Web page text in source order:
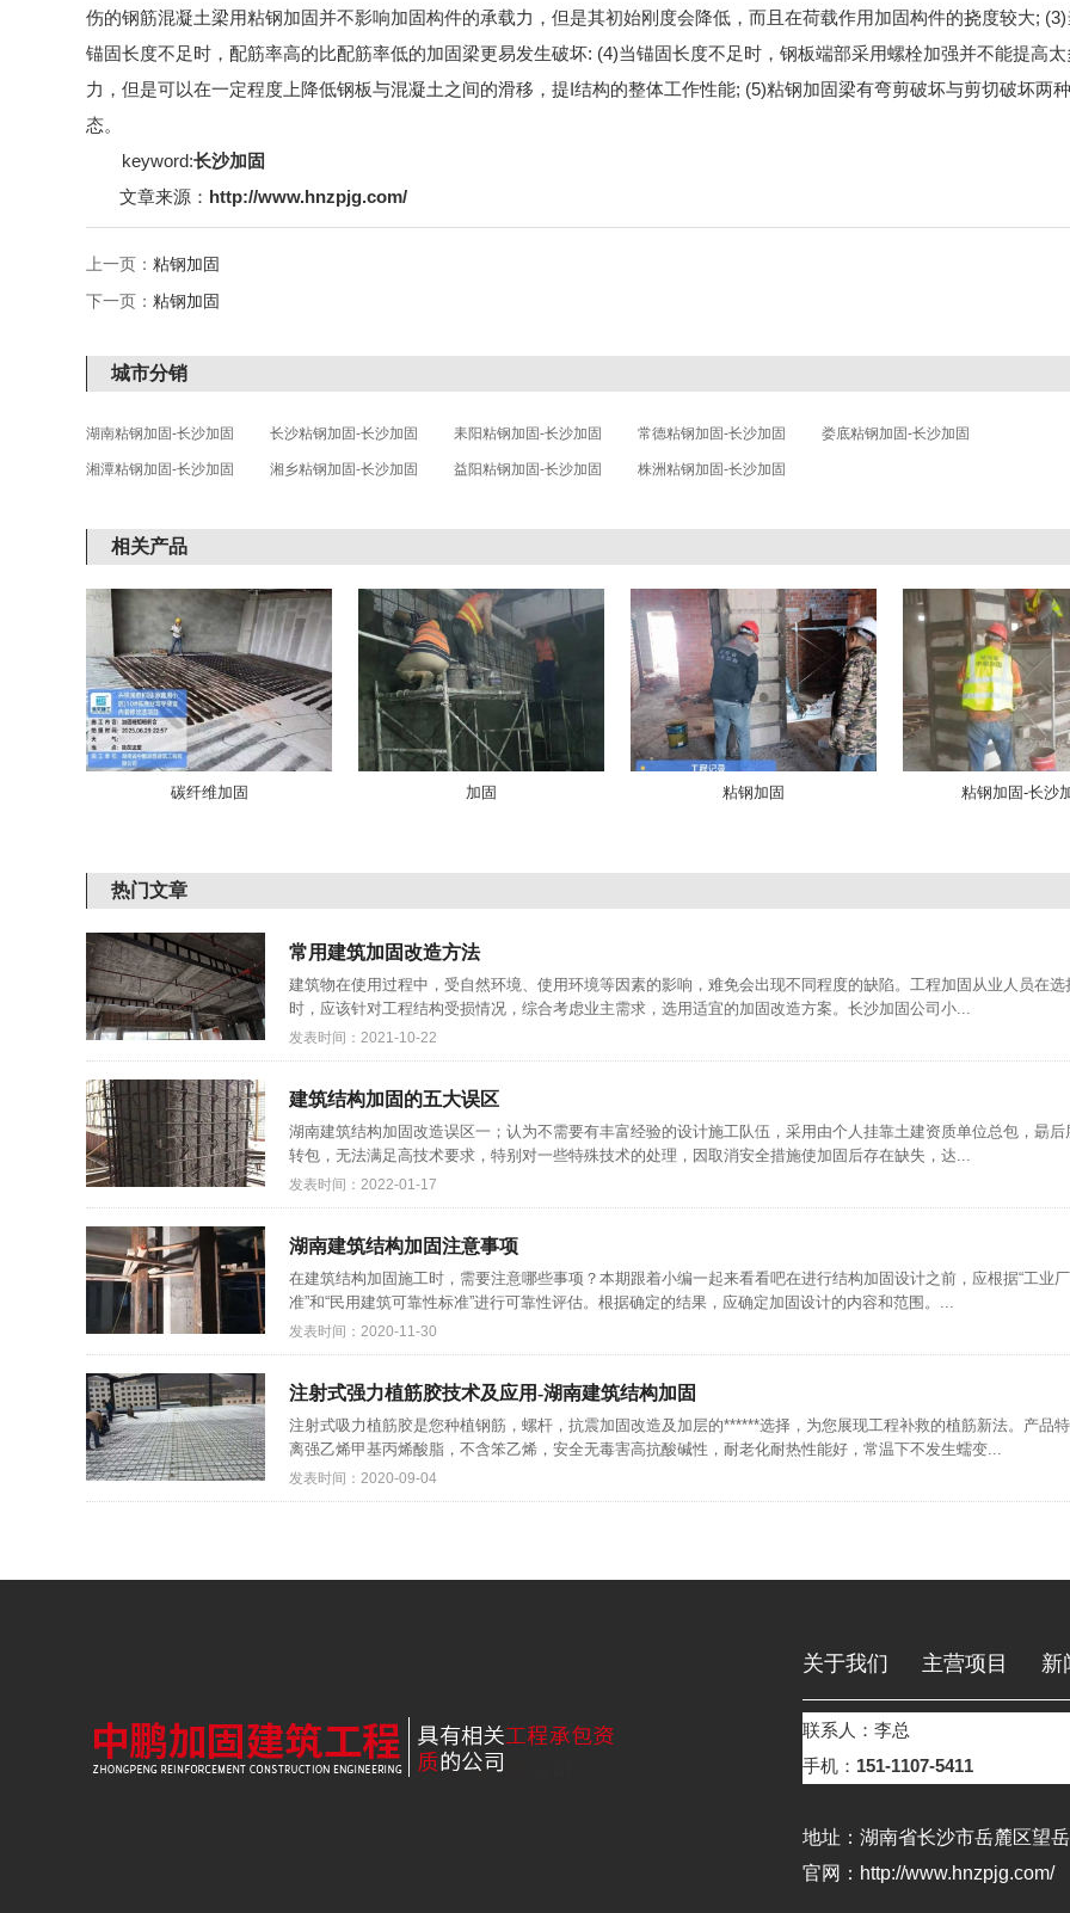
伤的钢筋混凝土梁用粘钢加固并不影响加固构件的承载力，但是其初始刚度会降低，而且在荷载作用加固构件的挠度较大;
锚固长度不足时，配筋率高的比配筋率低的加固梁更易发生破坏: (4)当锚固长度不足时，钢板端部采用螺栓加强并不能提高
力，但是可以在一定程度上降低钢板与混凝土之间的滑移，提I结构的整体工作性能; (5)粘钢加固梁有弯剪破坏与剪切破坏两
态。
keyword:长沙加固
文章来源： http://www.hnzpjg.com/
上一页： 粘钢加固
下一页： 粘钢加固
城市分销
湖南粘钢加固-长沙加固 长沙粘钢加固-长沙加固 耒阳粘钢加固-长沙加固 常德粘钢加固-长沙加固 娄底粘钢加固-长沙加固
湘潭粘钢加固-长沙加固 湘乡粘钢加固-长沙加固 益阳粘钢加固-长沙加固 株洲粘钢加固-长沙加固
相关产品
碳纤维加固 加固 粘钢加固 粘钢加固-长沙
热门文章
常用建筑加固改造方法
建筑物在使用过程中，受自然环境、使用环境等因素的影响，难免会出现不同程度的缺陷。工程加固从业人员在选
时，应该针对工程结构受损情况，综合考虑业主需求，选用适宜的加固改造方案。长沙加固公司小...
发表时间：2021-10-22
建筑结构加固的五大误区
湖南建筑结构加固改造误区一；认为不需要有丰富经验的设计施工队伍，采用由个人挂靠土建资质单位总包，朂后
转包，无法满足高技术要求，特别对一些特殊技术的处理，因取消安全措施使加固后存在缺失，达...
发表时间：2022-01-17
湖南建筑结构加固注意事项
在建筑结构加固施工时，需要注意哪些事项？本期跟着小编一起来看看吧在进行结构加固设计之前，应根据“工业
准”和“民用建筑可靠性标准”进行可靠性评估。根据确定的结果，应确定加固设计的内容和范围。...
发表时间：2020-11-30
注射式强力植筋胶技术及应用-湖南建筑结构加固
注射式吸力植筋胶是您种植钢筋，螺杆，抗震加固改造及加层的******选择，为您展现工程补救的植筋新法。产品
离强乙烯甲基丙烯酸脂，不含笨乙烯，安全无毒害高抗酸碱性，耐老化耐热性能好，常温下不发生蠕变...
发表时间：2020-09-04
关于我们 主营项目 新
联系我们
联系人：李总
手机： 151-1107-5411
地址：湖南省长沙市岳麓区望
官网：http://www.hnzpjg.com/